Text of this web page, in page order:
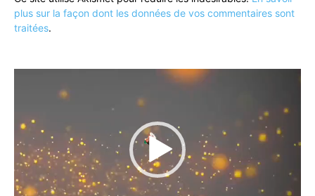
plus sur la façon dont les données de vos commentaires sont
traitées.